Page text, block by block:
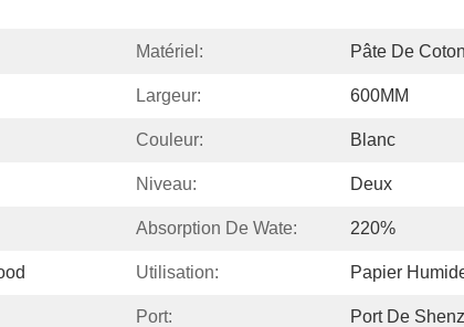
Matériel: Pâte De Coton
Largeur: 600MM
Couleur: Blanc
Niveau: Deux
Absorption De Wate: 220%
Utilisation: Papier
Port: Port De